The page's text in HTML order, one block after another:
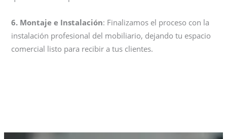
6. Montaje e Instalación: Finalizamos el proceso con la
instalación profesional del mobiliario, dejando tu espacio
comercial listo para recibir a tus clientes.